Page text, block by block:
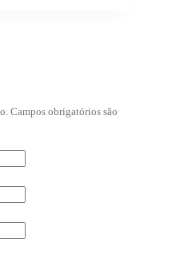
Campos obrigatórios são